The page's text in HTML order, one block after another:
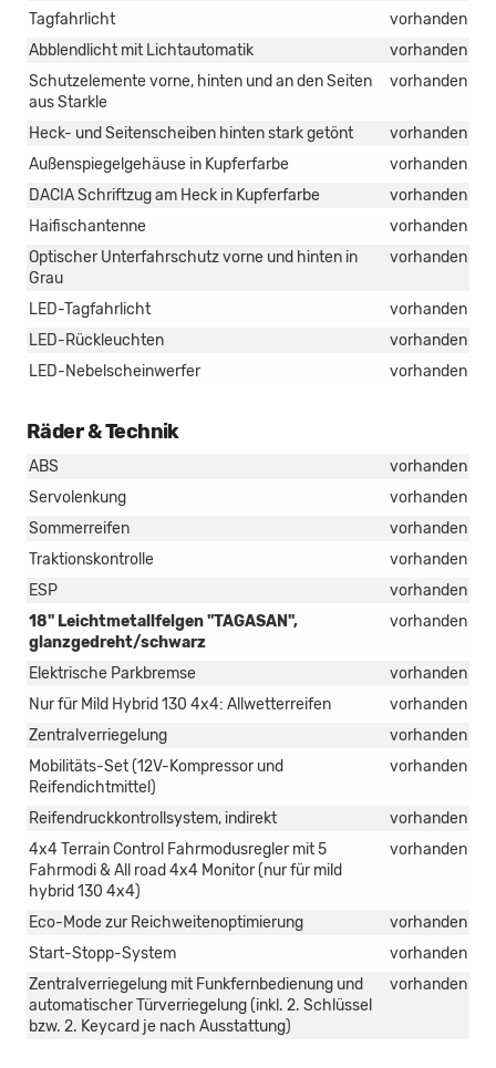
Tagfahrlicht
vorhanden
Abblendlicht mit Lichtautomatik
vorhanden
Schutzelemente vorne, hinten und an den Seiten
aus Starkle
vorhanden
Heck- und Seitenscheiben hinten stark getönt
vorhanden
Außenspiegelgehäuse in Kupferfarbe
vorhanden
DACIA Schriftzug am Heck in Kupferfarbe
vorhanden
Haifischantenne
vorhanden
Optischer Unterfahrschutz vorne und hinten in
Grau
vorhanden
LED-Tagfahrlicht
vorhanden
LED-Rückleuchten
vorhanden
LED-Nebelscheinwerfer
vorhanden
Räder & Technik
ABS
vorhanden
Servolenkung
vorhanden
Sommerreifen
vorhanden
Traktionskontrolle
vorhanden
ESP
vorhanden
18" Leichtmetallfelgen "TAGASAN",
glanzgedreht/schwarz
vorhanden
Elektrische Parkbremse
vorhanden
Nur für Mild Hybrid 130 4x4: Allwetterreifen
vorhanden
Zentralverriegelung
vorhanden
Mobilitäts-Set (12V-Kompressor und
Reifendichtmittel)
vorhanden
Reifendruckkontrollsystem, indirekt
vorhanden
4x4 Terrain Control Fahrmodusregler mit 5
Fahrmodi & All road 4x4 Monitor (nur für mild
hybrid 130 4x4)
vorhanden
Eco-Mode zur Reichweitenoptimierung
vorhanden
Start-Stopp-System
vorhanden
Zentralverriegelung mit Funkfernbedienung und
automatischer Türverriegelung (inkl. 2. Schlüssel
bzw. 2. Keycard je nach Ausstattung)
vorhanden